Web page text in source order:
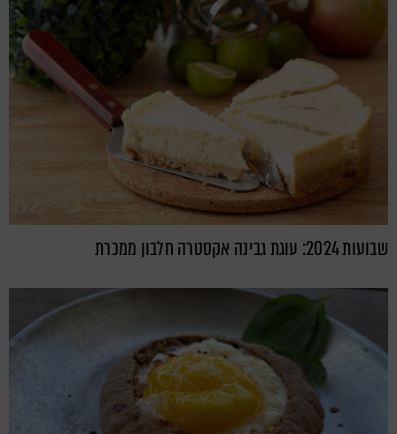
שבועות 2024: עוגת גבינה אקסטרה חלבון ממכרת